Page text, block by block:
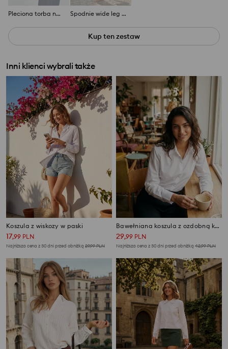
Pleciona torba na ramię typu tote Spodnie wide leg z paskiem
Kup ten zestaw
Inni klienci wybrali także
Koszula z wiskozy w paski
17,99 PLN
Najniższa cena z 30 dni przed obniżką 29,99PLN
Bawełniana koszula z ozdobną koronką
29,99 PLN
Najniższa cena z 30 dni przed obniżką 42,99PLN